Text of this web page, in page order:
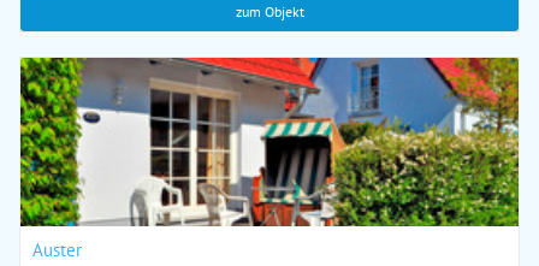
zum Objekt
Auster